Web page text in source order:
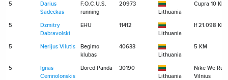
5
Darius
Sadeckas
F.O.C.U.S.
running
20973
Lithuania
Cupra 10 KM
5
Dzmitry
Dabravolski
EHU
11412
Lithuania
If 21.098 KM
5 Nerijus Vilutis
Bėgimo
klubas
40633
Lithuania
5 KM
5
Ignas
Cemnolonskis
Bored Panda
30190
Lithuania
Nike We Run
Vilnius